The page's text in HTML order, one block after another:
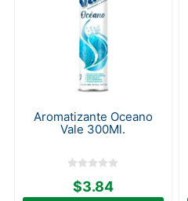
Aromatizante Oceano
Vale 300Ml.
$3.84